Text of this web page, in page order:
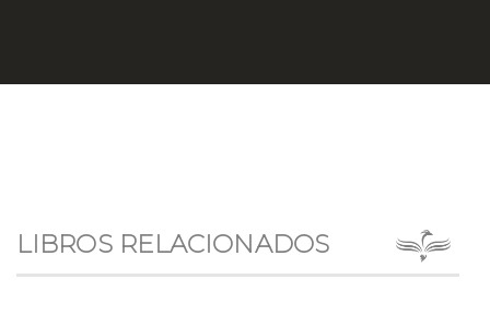
LIBROS RELACIONADOS